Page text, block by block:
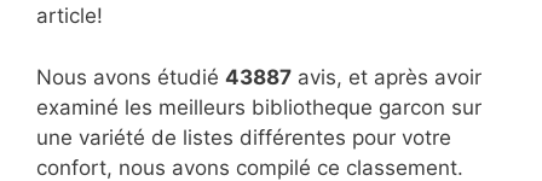
article!
Nous avons étudié 43887 avis, et après avoir
examiné les meilleurs bibliotheque garcon sur
une variété de listes différentes pour votre
confort, nous avons compilé ce classement.